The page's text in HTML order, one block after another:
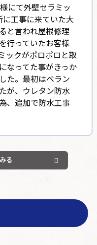
にて外壁セラミッ
工事に来ていた大
と言われ屋根修理
行っていたお客様
ックがポロポロと取
なってた事がきっか
た。最初はベラン
が、ウレタン防水
、追加で防水工事
る